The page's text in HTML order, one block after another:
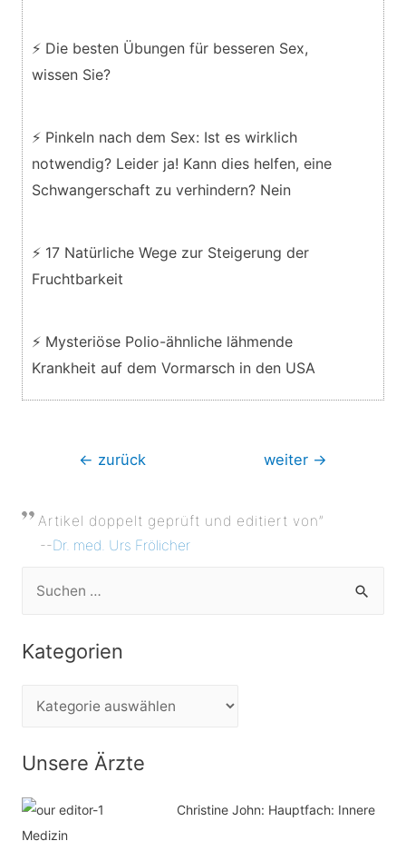
⚡ Die besten Übungen für besseren Sex,
wissen Sie?
⚡ Pinkeln nach dem Sex: Ist es wirklich
notwendig? Leider ja! Kann dies helfen, eine
Schwangerschaft zu verhindern? Nein
⚡ 17 Natürliche Wege zur Steigerung der
Fruchtbarkeit
⚡ Mysteriöse Polio-ähnliche lähmende
Krankheit auf dem Vormarsch in den USA
Beitragsnavigation
← zurück weiter →
Artikel doppelt geprüft und editiert von”
--Dr. med. Urs Frölicher
c
h
Kategorien
t
g
o
Unsere Ärzte
Christine John: Hauptfach: Innere
Medizin